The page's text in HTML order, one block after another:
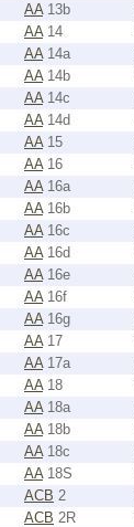
AA13b
AA14
AA14a
AA14b
AA14c
AA14d
AA15
AA16
AA16a
AA16b
AA16c
AA16d
AA16e
AA16f
AA16g
AA17
AA17a
AA18
AA18a
AA18b
AA18c
AA18S
ACB 2
ACB 2R